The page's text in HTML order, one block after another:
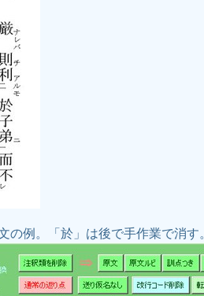
。「於」は後で手作業で消す。